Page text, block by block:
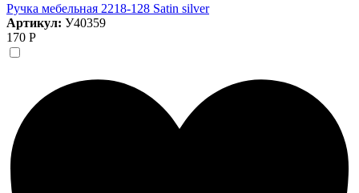
Ручка мебельная 2218-128 Satin silver
Артикул: У40359
170 Р